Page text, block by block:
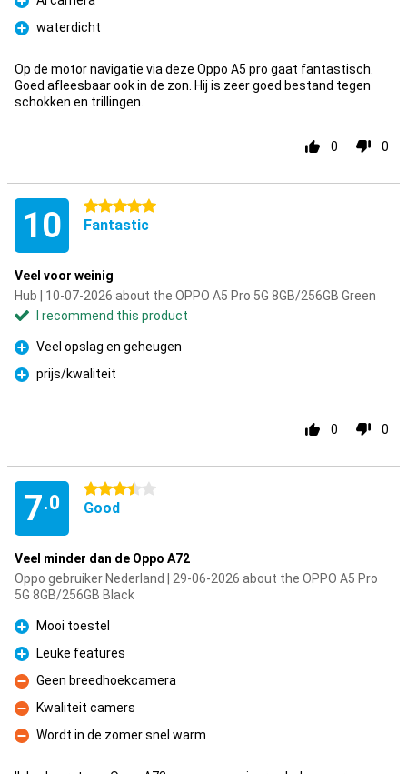
Pro
Pro
waterdicht
Op de motor navigatie via deze Oppo A5 pro gaat fantastisch.
Goed afleesbaar ook in de zon. Hij is zeer goed bestand tegen
schokken en trillingen.
0 0
10 5 stars
Fantastic
Veel voor weinig
Hub | 10-07-2026 about the OPPO A5 Pro 5G 8GB/256GB Green
I recommend this product
Pro
Veel opslag en geheugen
Pro
prijs/kwaliteit
0 0
7.0
3.5 stars
Good
Veel minder dan de Oppo A72
Oppo gebruiker Nederland | 29-06-2026 about the OPPO A5 Pro
5G 8GB/256GB Black
Pro
Mooi toestel
Pro
Leuke features
Con
Geen breedhoekcamera
Con
Kwaliteit camers
Con
Wordt in de zomer snel warm